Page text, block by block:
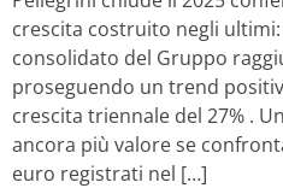
crescita costruito negli
consolidato del Gruppo
proseguendo un trend
crescita triennale del 27% .
ancora più valore se
euro registrati nel […]